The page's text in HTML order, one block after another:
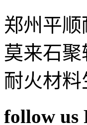
郑州平
莫来石
耐火材料
follow us